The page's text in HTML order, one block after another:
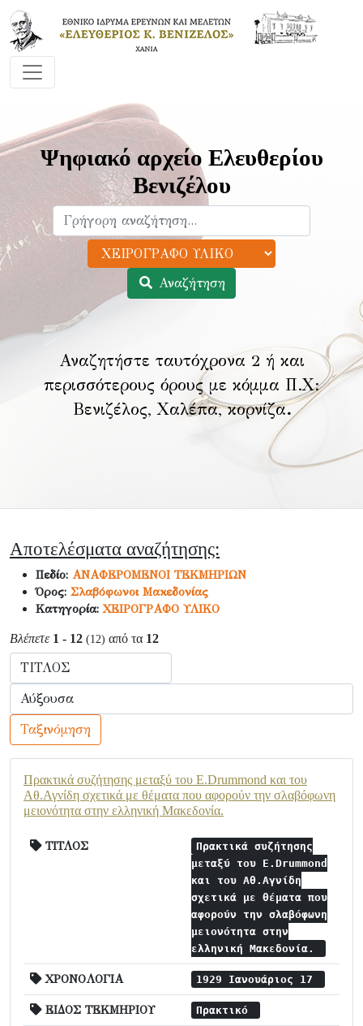
Ψηφιακό αρχείο Ελευθερίου
Βενιζέλου
Αναζήτηση
Αναζητήστε ταυτόχρονα 2 ή και
περισσότερους όρους με κόμμα Π.Χ:
Βενιζέλος, Χαλέπα, κορνίζα.
Αποτελέσματα αναζήτησης:
Πεδίο: ΑΝΑΦΕΡΟΜΕΝΟΙ ΤΕΚΜΗΡΙΩΝ
Όρος: Σλαβόφωνοι Μακεδονίας
Κατηγορία:ΧΕΙΡΟΓΡΑΦΟ ΥΛΙΚΟ
Βλέπετε 1 - 12 (12) από τα 12
Ταξινόμηση
Πρακτικά συζήτησης μεταξύ του E.Drummond και του
Αθ.Αγνίδη σχετικά με θέματα που αφορούν την σλαβόφωνη
μειονότητα στην ελληνική Μακεδονία.
ΤΙΤΛΟΣ
Πρακτικά συζήτησης
μεταξύ του E.Drummond
και του Αθ.Αγνίδη
σχετικά με θέματα που
αφορούν την σλαβόφωνη
μειονότητα στην
ελληνική Μακεδονία.
ΧΡΟΝΟΛΟΓΙΑ 1929 Ιανουάριος 17
ΕΙΔΟΣ ΤΕΚΜΗΡΙΟΥ Πρακτικό